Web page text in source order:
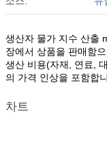
생산자 물가 지수 산출
장에서 상품을 판매함
생산 비용(자재, 연료,
의 가격 인상을 포함합
차트